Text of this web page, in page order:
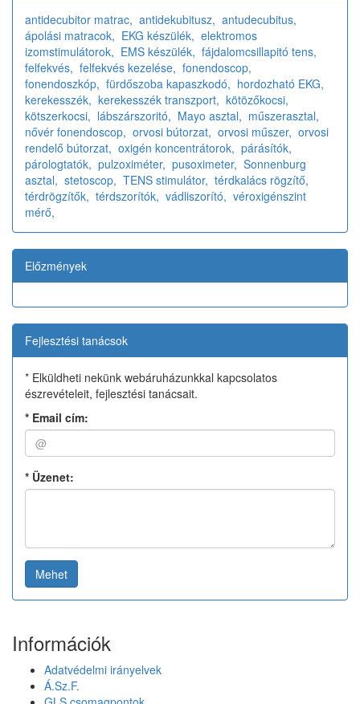
antidecubitor matrac, antidekubitusz, antudecubitus,
ápolási matracok, EKG készülék, elektromos
izomstimulátorok, EMS készülék, fájdalomcsillapitó tens,
felfekvés, felfekvés kezelése, fonendoscop,
fonendoszkóp, fürdőszoba kapaszkodó, hordozható EKG,
kerekesszék, kerekesszék transzport, kötözőkocsi,
kötszerkocsi, lábszárszoritó, Mayo asztal, műszerasztal,
nővér fonendoscop, orvosi bútorzat, orvosi műszer, orvosi
rendelő bútorzat, oxigén koncentrátorok, párásítók,
párologtatók, pulzoximéter, pusoximeter, Sonnenburg
asztal, stetoscop, TENS stimulátor, térdkalács rögzítő,
térdrögzítők, térdszorítók, vádliszorító, véroxigénszint
mérő,
Előzmények
Fejlesztési tanácsok
* Elküldheti nekünk webáruházunkkal kapcsolatos
észrevételeit, fejlesztési tanácsait.
* Email cím:
* Üzenet:
Mehet
Információk
Adatvédelmi irányelvek
Á.Sz.F.